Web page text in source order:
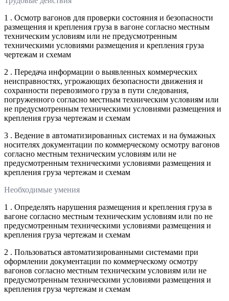
1 . Осмотр вагонов для проверки состояния и безопасности
размещения и крепления груза в вагоне согласно местным
техническим условиям или не предусмотренным
техническими условиями размещения и крепления груза
чертежам и схемам
2 . Передача информации о выявленных коммерческих
неисправностях, угрожающих безопасности движения и
сохранности перевозимого груза в пути следования,
погруженного согласно местным техническим условиям или
не предусмотренным техническими условиями размещения и
крепления груза чертежам и схемам
3 . Ведение в автоматизированных системах и на бумажных
носителях документации по коммерческому осмотру вагонов
согласно местным техническим условиям или не
предусмотренным техническими условиями размещения и
крепления груза чертежам и схемам
Необходимые умения
1 . Определять нарушения размещения и крепления груза в
вагоне согласно местным техническим условиям или по не
предусмотренным техническими условиями размещения и
крепления груза чертежам и схемам
2 . Пользоваться автоматизированными системами при
оформлении документации по коммерческому осмотру
вагонов согласно местным техническим условиям или не
предусмотренным техническими условиями размещения и
крепления груза чертежам и схемам